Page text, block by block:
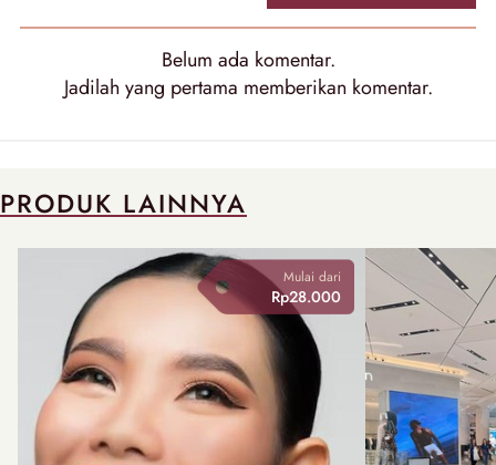
Belum ada komentar.
Jadilah yang pertama memberikan komentar.
PRODUK LAINNYA
Mulai dari
Rp28.000